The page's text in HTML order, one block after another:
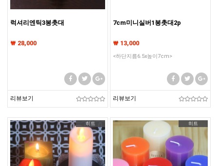
럭셔리엔틱3봉촛대
₩ 28,000
리뷰보기
7cm미니실버1봉촛대2p
₩ 13,000
<하단지름6.5x높이7cm>
리뷰보기
히트 히트